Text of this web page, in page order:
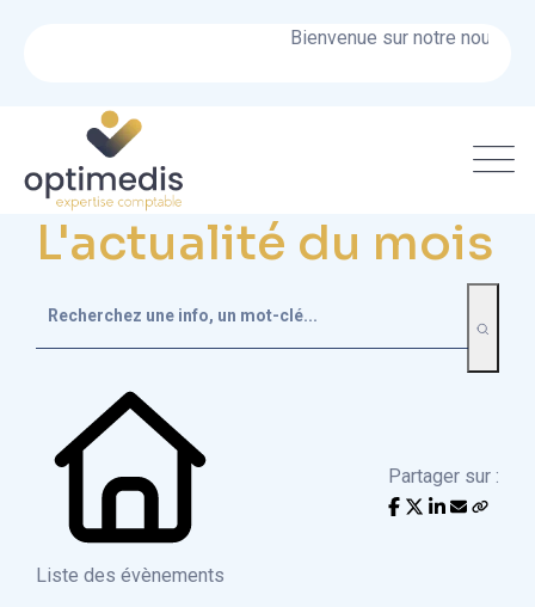
Bienvenue sur notre nouveau
L'actualité du mois
Liste des évènements
Partager sur :